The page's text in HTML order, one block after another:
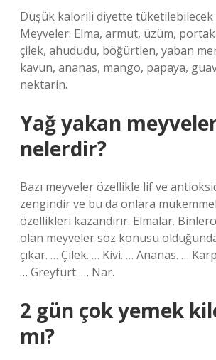
Düşük kalorili diyette tüketilebilecek
Meyveler: Elma, armut, üzüm,
çilek, ahududu, böğürtlen, yaban
kavun, ananas, mango, papaya,
nektarin.
Yağ yakan
nelerdir?
Bazı meyveler özellikle lif ve
zengindir ve bu da onlara
özellikleri kazandırır. Elmalar.
olan meyveler söz konusu
çıkar. … Çilek. … Kivi. … Ananas. …
… Greyfurt. … Nar.
2 gün çok yemek
mı?